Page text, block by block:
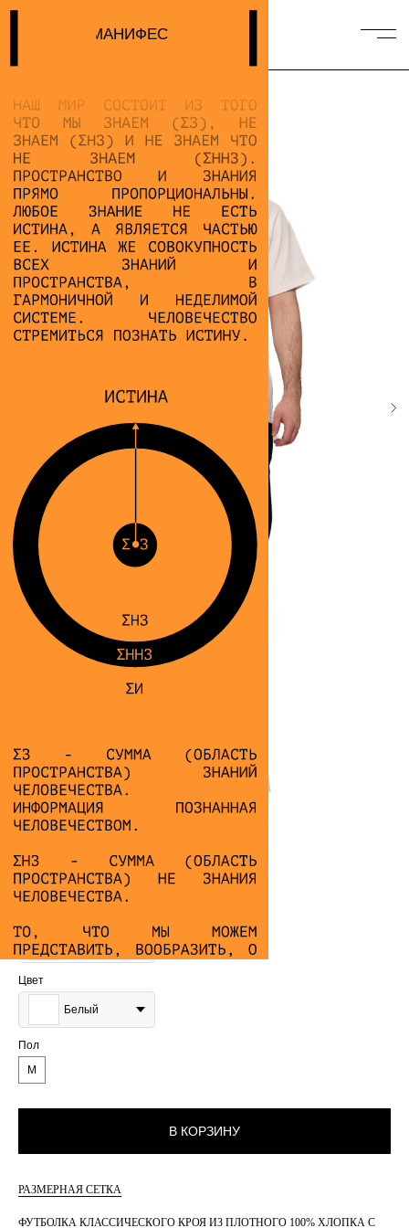
5 000 ₽
S
Цвет
Белый
Пол
М
В КОРЗИНУ
РАЗМЕРНАЯ СЕТКА
ФУТБОЛКА КЛАССИЧЕСКОГО КРОЯ ИЗ ПЛОТНОГО 100% ХЛОПКА С